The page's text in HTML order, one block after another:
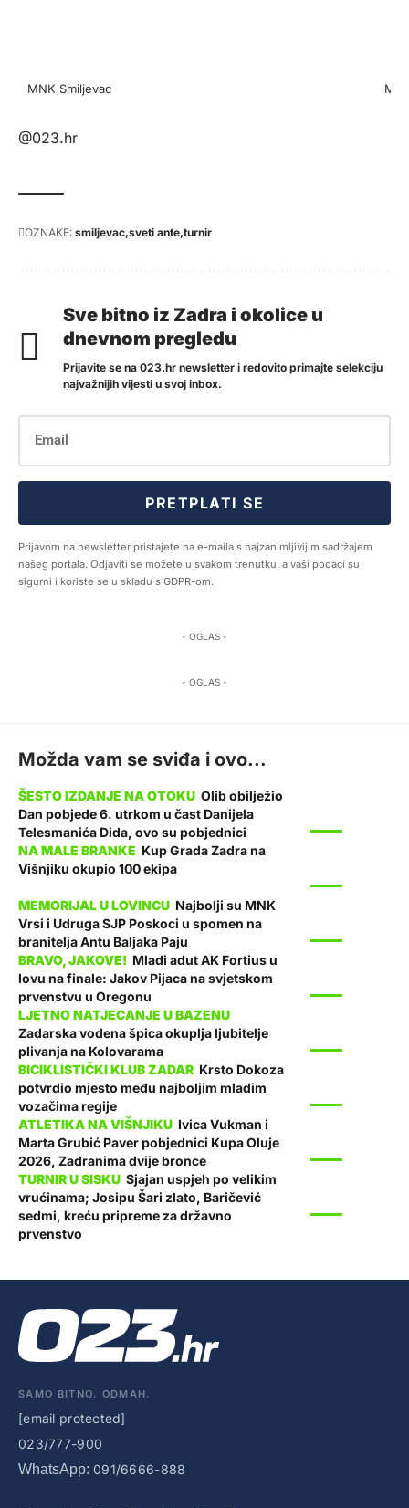
MNK Smiljevac
@023.hr
OZNAKE: smiljevac sveti ante turnir
Sve bitno iz Zadra i okolice u
dnevnom pregledu
Prijavite se na 023.hr newsletter i redovito primajte selekciju
najvažnijih vijesti u svoj inbox.
PRETPLATI SE
Prijavom na newsletter pristajete na e-maila s najzanimljivijim sadržajem
našeg portala. Odjaviti se možete u svakom trenutku, a vaši podaci su
sigurni i koriste se u skladu s GDPR-om.
- OGLAS -
- OGLAS -
Možda vam se sviđa i ovo...
Olib obilježio
Dan pobjede 6. utrkom u čast Danijela
Telesmanića Dida, ovo su pobjednici
Kup Grada Zadra na
Višnjiku okupio 100 ekipa
Najbolji su MNK
Vrsi i Udruga SJP Poskoci u spomen na
branitelja Antu Baljaka Paju
Mladi adut AK Fortius u
lovu na finale: Jakov Pijaca na svjetskom
prvenstvu u Oregonu
Zadarska vodena špica okuplja ljubitelje
plivanja na Kolovarama
Krsto Dokoza
potvrdio mjesto među najboljim mladim
vozačima regije
Ivica Vukman i
Marta Grubić Paver pobjednici Kupa Oluje
2026, Zadranima dvije bronce
Sjajan uspjeh po velikim
vrućinama; Josipu Šari zlato, Baričević
sedmi, kreću pripreme za državno
prvenstvo
SAMO BITNO. ODMAH.
[email protected]
023/777-900
WhatsApp: 091/6666-888